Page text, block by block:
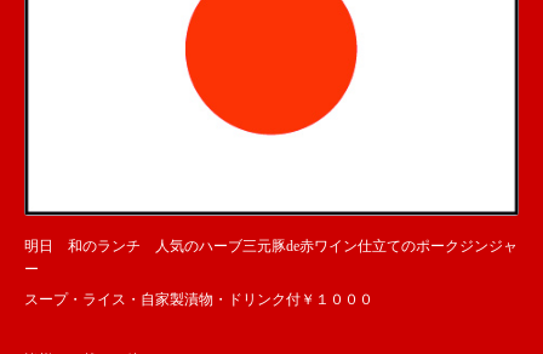
明日 和のランチ 人気のハーブ三元豚de赤ワイン仕立てのポークジンジャ
ー
スープ・ライス・自家製漬物・ドリンク付￥１０００